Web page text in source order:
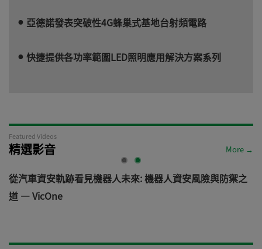
亞德諾發表突破性4G蜂巢式基地台射頻電路
快捷提供各功率範圍LED照明應用解決方案系列
Featured Videos
精選影音 More →
從汽車資安軌跡看見機器人未來: 機器人資安風險與防禦之
道 — VicOne